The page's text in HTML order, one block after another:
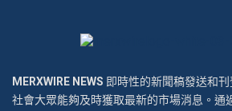
MERXWIRE NEWS 即時性的新聞稿發送和
社會大眾能夠及時獲取最新的市場消息。通